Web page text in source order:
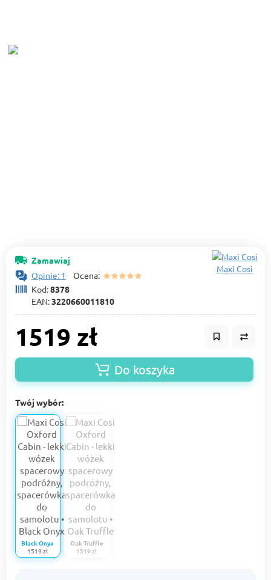
Zamawiaj
Opinie: 1
Ocena:
Kod:8378
EAN:3220660011810
Maxi Cosi
1519 zł
Do koszyka
Twój wybór:
Black Onyx
1519 zł
Oak Truffle
1519 zł